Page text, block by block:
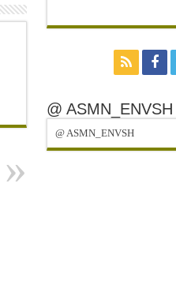
@ ASMN_ENVSH
@ ASMN_ENVSH